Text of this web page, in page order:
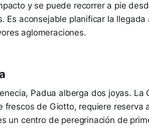
y se puede recorrer a pie
Es aconsejable planificar la
aglomeraciones.
Padua alberga dos joyas. La
frescos de Giotto, requiere reserva
un centro de peregrinación de